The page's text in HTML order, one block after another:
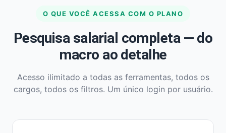
O QUE VOCÊ ACESSA COM O PLANO
Pesquisa salarial completa — do
macro ao detalhe
Acesso ilimitado a todas as ferramentas, todos os
cargos, todos os filtros. Um único login por usuário.